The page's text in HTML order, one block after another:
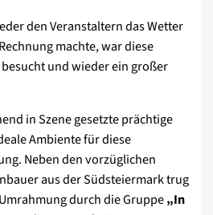
den Veranstaltern das Wetter
machte, war diese
und wieder ein großer
in Szene gesetzte prächtige
Ambiente für diese
Neben den vorzüglichen
aus der Südsteiermark trug
durch die Gruppe„In